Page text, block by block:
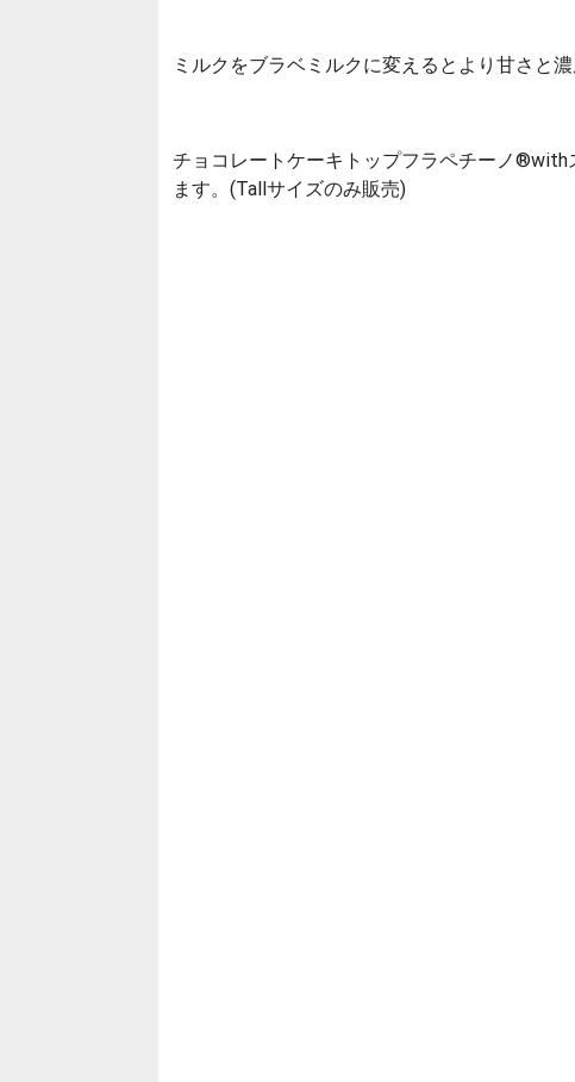
ミルクをブラベミルクに変えるとより甘さと
チョコレートケーキトップフラペチーノ®with
ます。(Tallサイズのみ販売)